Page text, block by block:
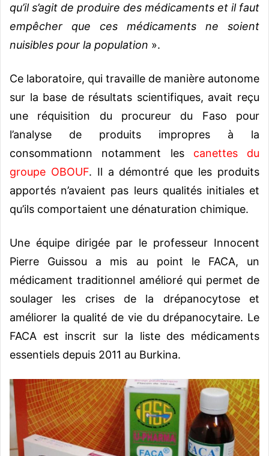
qu’il s’agit de produire des médicaments et il faut
empêcher que ces médicaments ne soient
nuisibles pour la population ».
Ce laboratoire, qui travaille de manière autonome
sur la base de résultats scientifiques, avait reçu
une réquisition du procureur du Faso pour
l’analyse de produits impropres à la
consommationn notamment les canettes du
groupe OBOUF. Il a démontré que les produits
apportés n’avaient pas leurs qualités initiales et
qu’ils comportaient une dénaturation chimique.
Une équipe dirigée par le professeur Innocent
Pierre Guissou a mis au point le FACA, un
médicament traditionnel amélioré qui permet de
soulager les crises de la drépanocytose et
améliorer la qualité de vie du drépanocytaire. Le
FACA est inscrit sur la liste des médicaments
essentiels depuis 2011 au Burkina.